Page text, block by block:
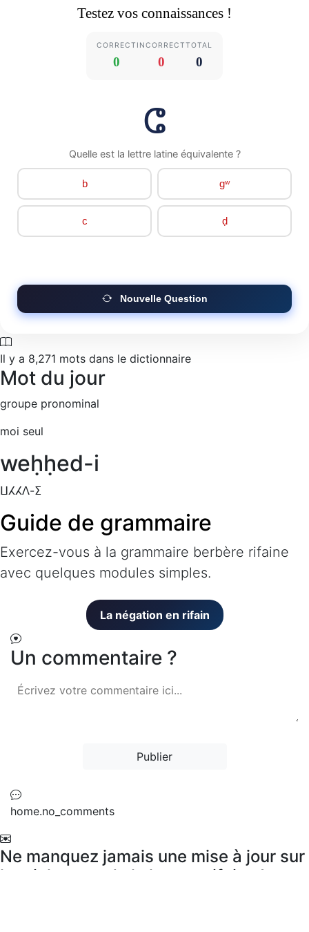
Testez vos connaissances !
CORRECT
0
INCORRECT
0
TOTAL
0
ⵛ
Quelle est la lettre latine équivalente ?
b ɡʷ
c ḍ
Nouvelle Question
Il y a 8,271 mots dans le dictionnaire
Mot du jour
groupe pronominal
moi seul
weḥḥed-i
ⵡⵃⵃⴷ-ⵉ
Guide de grammaire
Exercez-vous à la grammaire berbère rifaine
avec quelques modules simples.
La négation en rifain
Un commentaire ?
Publier
home.no_comments
Ne manquez jamais une mise à jour sur
les richesses de la langue rifaine !